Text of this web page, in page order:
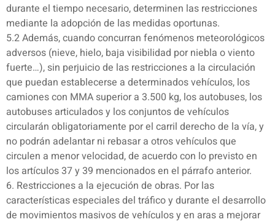
durante el tiempo necesario, determinen las restricciones
mediante la adopción de las medidas oportunas.
5.2 Además, cuando concurran fenómenos meteorológicos
adversos (nieve, hielo, baja visibilidad por niebla o viento
fuerte…), sin perjuicio de las restricciones a la circulación
que puedan establecerse a determinados vehículos, los
camiones con MMA superior a 3.500 kg, los autobuses, los
autobuses articulados y los conjuntos de vehículos
circularán obligatoriamente por el carril derecho de la vía, y
no podrán adelantar ni rebasar a otros vehículos que
circulen a menor velocidad, de acuerdo con lo previsto en
los artículos 37 y 39 mencionados en el párrafo anterior.
6. Restricciones a la ejecución de obras. Por las
características especiales del tráfico y durante el desarrollo
de movimientos masivos de vehículos y en aras a mejorar